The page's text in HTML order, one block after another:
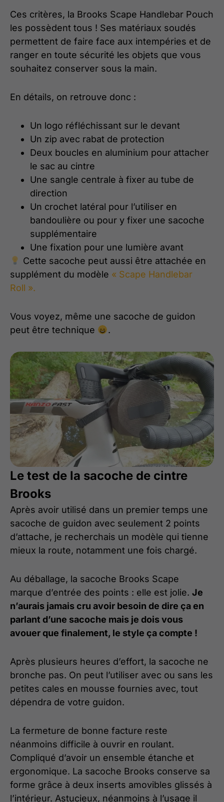
Ces critères, la Brooks Scape Handlebar Pouch
les possèdent tous ! Ses matériaux soudés
permettent de faire face aux intempéries et de
ranger en toute sécurité les objets que vous
souhaitez conserver sous la main.
En détails, on retrouve donc :
Un logo réfléchissant sur le devant
Un zip avec rabat de protection
Deux boucles en aluminium pour attacher
le sac au cintre
Une sangle centrale à fixer au tube de
direction
Un crochet latéral pour l’utiliser en
bandoulière ou pour y fixer une sacoche
supplémentaire
Une fixation pour une lumière avant
Cette sacoche peut aussi être attachée en
supplément du modèle « Scape Handlebar
Roll ».
Vous voyez, même une sacoche de guidon
peut être technique
.
Le test de la sacoche de cintre
Brooks
Après avoir utilisé dans un premier temps une
sacoche de guidon avec seulement 2 points
d’attache, je recherchais un modèle qui tienne
mieux la route, notamment une fois chargé.
Au déballage, la sacoche Brooks Scape
marque d’entrée des points : elle est jolie. Je
n’aurais jamais cru avoir besoin de dire ça en
parlant d’une sacoche mais je dois vous
avouer que finalement, le style ça compte !
Après plusieurs heures d’effort, la sacoche ne
bronche pas. On peut l’utiliser avec ou sans les
petites cales en mousse fournies avec, tout
dépendra de votre guidon.
La fermeture de bonne facture reste
néanmoins difficile à ouvrir en roulant.
Compliqué d’avoir un ensemble étanche et
ergonomique. La sacoche Brooks conserve sa
forme grâce à deux inserts amovibles glissés à
l’intérieur. Astucieux, néanmoins à l’usage il